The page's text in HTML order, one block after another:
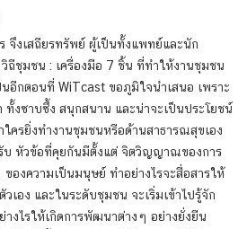
จึงเสถียรทรัพย์ ผู้เป็นทั้งแพทย์และนัก
ถีชุมชน : เครื่องมือ 7 ชิ้น ที่ทำให้งานชุมชน
อีกตอนที่ WiTcast ขอภูมิใจนำเสนอ เพราะ
ทั้งซาบซึ้ง สนุกสนาน และน่าจะเป็นประโยชน์
ครยิ่งทำงานชุมชนหรือด้านสาธารณสุขเอง
บ หัวข้อที่คุยกันมีตั้งแต่ จิตวิญญาณของการ
องความเป็นมนุษย์ ทำอย่างไรจะสื่อสารให้
เอง และในระดับชุมชน จะเริ่มเข้าไปรู้จัก
างไรให้เกิดการพัฒนาต่างๆ อย่างยั่งยืน